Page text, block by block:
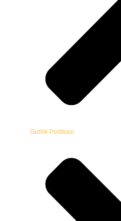
Gizlilik Politikası